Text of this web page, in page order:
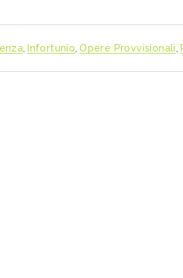
Infortunio Opere Provvisionali